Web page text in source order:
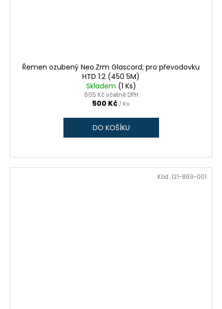
Řemen ozubený Neo.Zrm Glascord; pro převodovku
HTD 1:2 (450 5M)
Skladem (1 Ks)
605 Kč včetně DPH
500 Kč / Ks
DO KOŠÍKU
Kód: 121-869-001